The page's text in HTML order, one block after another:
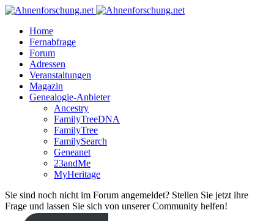
Home
Fernabfrage
Forum
Adressen
Veranstaltungen
Magazin
Genealogie-Anbieter
Ancestry
FamilyTreeDNA
FamilyTree
FamilySearch
Geneanet
23andMe
MyHeritage
Sie sind noch nicht im Forum angemeldet? Stellen Sie jetzt ihre
Frage und lassen Sie sich von unserer Community helfen!